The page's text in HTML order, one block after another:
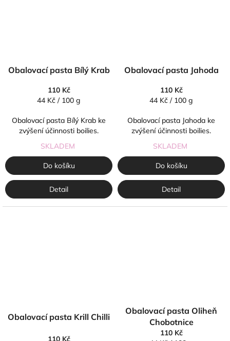
Obalovací pasta Bílý Krab
110 Kč
Měrná
44 Kč / 100 g
Obalovací pasta Bílý Krab ke
zvýšení účinnosti boilies.
SKLADEM
Do košíku
Detail
Obalovací pasta Jahoda
110 Kč
Měrná
44 Kč / 100 g
Obalovací pasta Jahoda ke
zvýšení účinnosti boilies.
SKLADEM
Do košíku
Detail
Obalovací pasta Krill Chilli
110 Kč
Obalovací pasta Oliheň
Chobotnice
110 Kč